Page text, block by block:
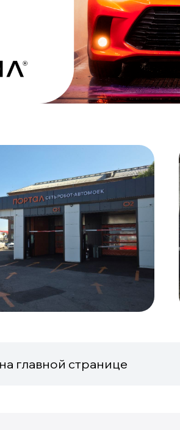
главной странице